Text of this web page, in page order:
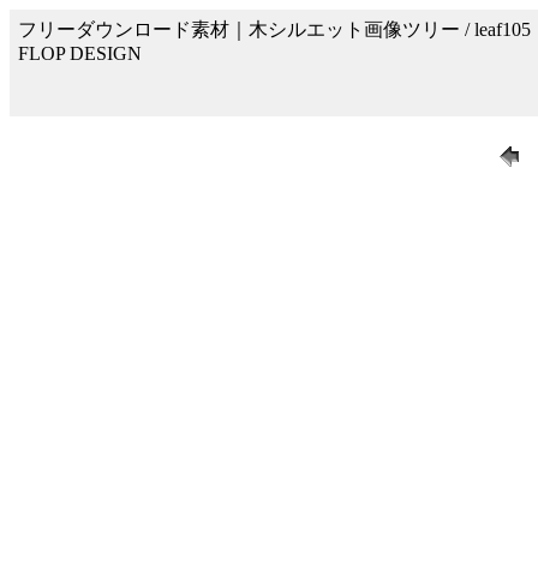
フリーダウンロード素材｜木シルエット画像ツリー / leaf105
FLOP DESIGN